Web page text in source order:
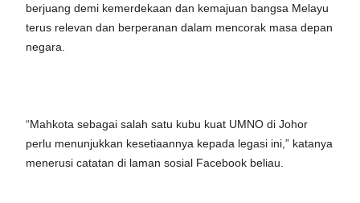
berjuang demi kemerdekaan dan kemajuan bangsa Melayu
terus relevan dan berperanan dalam mencorak masa depan
negara.
“Mahkota sebagai salah satu kubu kuat UMNO di Johor
perlu menunjukkan kesetiaannya kepada legasi ini,” katanya
menerusi catatan di laman sosial Facebook beliau.